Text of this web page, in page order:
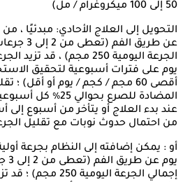
50 إلى 100 ميكروغرام / مل)
عن طريق
يوم على فترات أسبوعية لتحقيق
أقصى 60 مجم / كجم / يوم أو أقل) ؛
المضادة للصرع
عند بدء العلاج أو يتأخر من أسبوع
من احتمال حدوث نوبات مع تقليل